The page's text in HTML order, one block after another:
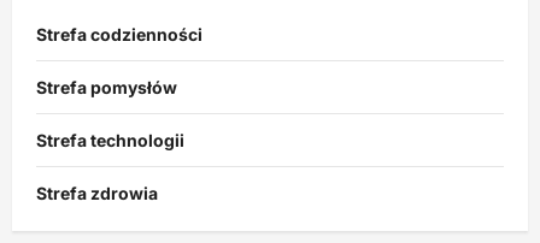
Strefa codzienności
Strefa pomysłów
Strefa technologii
Strefa zdrowia